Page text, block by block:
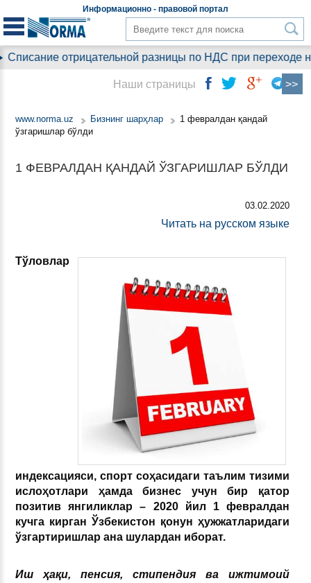
Информационно - правовой портал
отрицательной разницы по НДС при переходе
www.norma.uz Бизнинг шарҳлар
1 февралдан қандай
ўзгаришлар бўлди
1 ФЕВРАЛДАН ҚАНДАЙ ЎЗГАРИШЛАР БЎЛДИ
03.02.2020
Читать на русском языке
Тўловлар
индексацияси, спорт соҳасидаги таълим тизими
ислоҳотлари ҳамда бизнес учун бир қатор
позитив янгиликлар – 2020 йил 1 февралдан
кучга кирган Ўзбекистон қонун ҳужжатларидаги
ўзгартиришлар ана шулардан иборат.
Иш ҳақи, пенсия, стипендия ва ижтимоий
Наши страницы